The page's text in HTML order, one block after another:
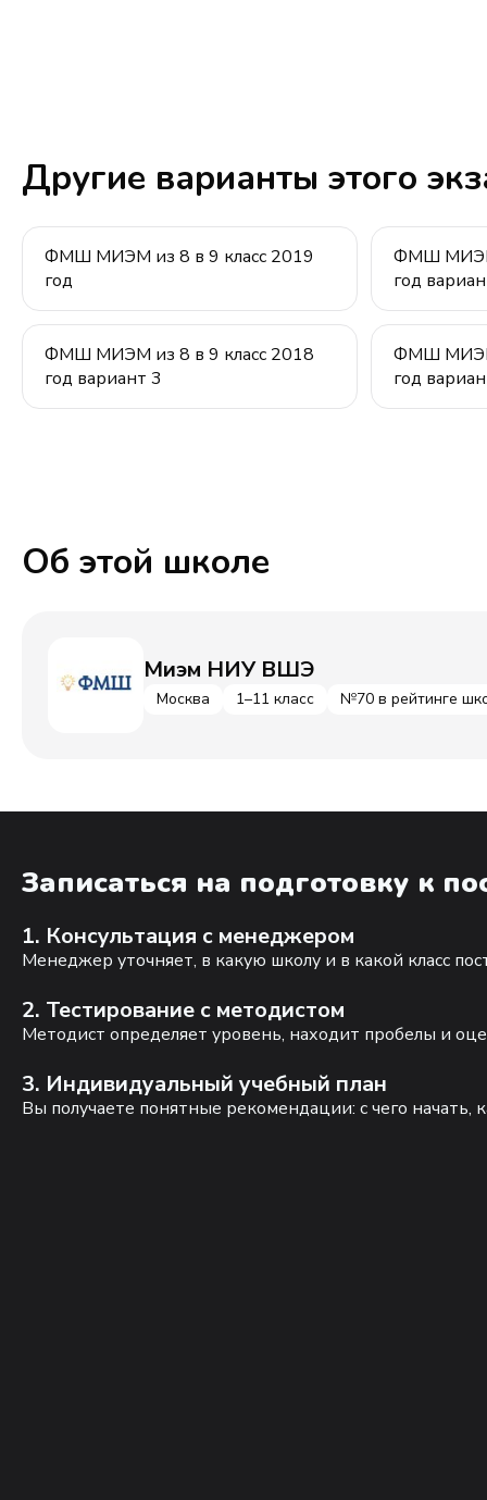
Другие варианты этого
ФМШ МИЭМ из 8 в 9 класс 2019
год
ФМШ МИЭМ
год
ФМШ МИЭМ из 8 в 9 класс 2018
год вариант 3
ФМШ МИЭМ
год
Об этой школе
Миэм НИУ ВШЭ
Москва 1–11 класс №70 в рейтинге
Записаться на подготовку к
1. Консультация с менеджером
Менеджер уточняет, в какую школу и в какой класс
2. Тестирование с методистом
Методист определяет уровень, находит пробелы и
3. Индивидуальный учебный план
Вы получаете понятные рекомендации: с чего начать,